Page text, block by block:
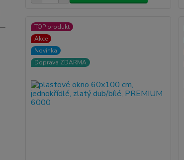
TOP produkt
Akce
Novinka
Doprava ZDARMA